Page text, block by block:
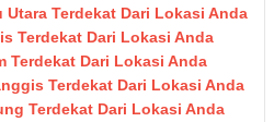
Utara Terdekat Dari Lokasi Anda
Terdekat Dari Lokasi Anda
Terdekat Dari Lokasi Anda
Terdekat Dari Lokasi Anda
Terdekat Dari Lokasi Anda